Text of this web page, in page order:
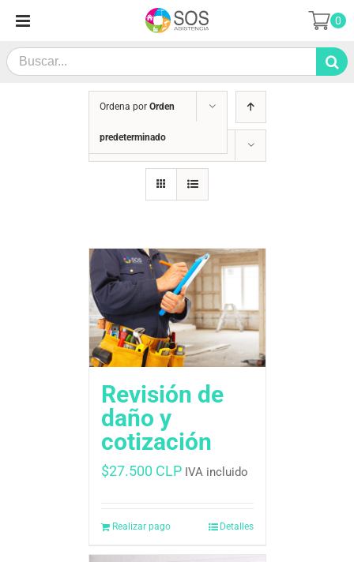
contenido
Search
for:
0
Ordena por Orden
predeterminado
Mostrar
Revisión de
daño y
cotización
$27.500 CLP IVA incluido
Realizar pago Detalles